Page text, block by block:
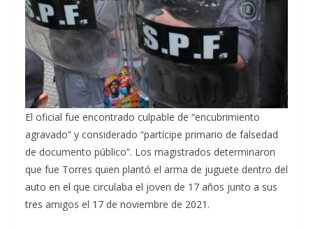
El oficial fue encontrado culpable de “encubrimiento
agravado” y considerado “partícipe primario de falsedad
de documento público”. Los magistrados determinaron
que fue Torres quien plantó el arma de juguete dentro del
auto en el que circulaba el joven de 17 años junto a sus
tres amigos el 17 de noviembre de 2021.